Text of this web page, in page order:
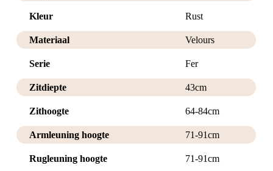
Kleur Rust
Materiaal Velours
Serie Fer
Zitdiepte 43cm
Zithoogte 64-84cm
Armleuning hoogte 71-91cm
Rugleuning hoogte 71-91cm